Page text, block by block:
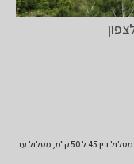
מסלול בין 45 ל 50 ק"מ , מסלול עם